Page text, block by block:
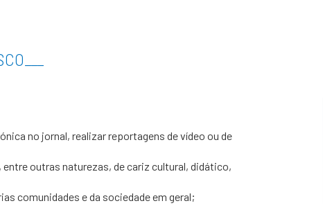
no jornal, realizar reportagens de vídeo ou de
outras naturezas, de cariz cultural, didático,
comunidades e da sociedade em geral;